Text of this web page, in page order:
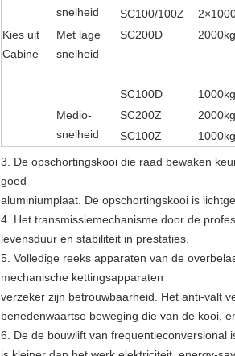
snelheid
SC100/100Z
2
Kies uit
Cabine
Met lage
snelheid
SC200D 2000kg
SC100D
1000kg
Medio-
snelheid
SC200Z 2000kg
SC100Z
1000kg
3. De opschortingskooi die raad bewaken
goed
aluminiumplaat. De opschortingskooi is
4. Het transmissiemechanisme door de
levensduur en stabiliteit in prestaties.
5. Volledige reeks apparaten van de
mechanische kettingsapparaten
verzeker zijn betrouwbaarheid. Het anti-valt
benedenwaartse beweging die van de kooi,
6. De de bouwlift van frequentieconversional